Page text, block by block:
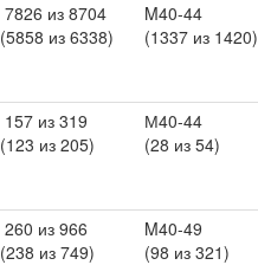
7826 из 8704
(5858 из 6338)
M40-44
(1337 из 1420)
157 из 319
(123 из 205)
М40-44
(28 из 54)
260 из 966
(238 из 749)
M40-49
(98 из 321)